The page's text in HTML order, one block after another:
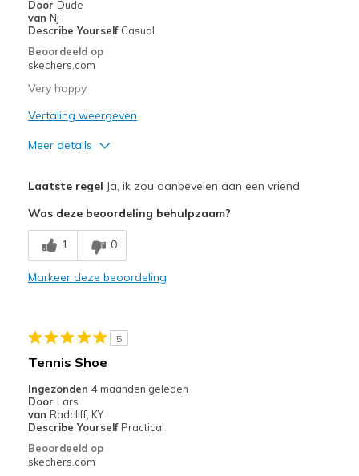
Door Dude
van Nj
Describe Yourself Casual
Beoordeeld op
skechers.com
Very happy
Vertaling weergeven
Meer details
Stylish
Beste toepassingen
Casual Wear
Laatste regel Ja, ik zou aanbevelen aan een vriend
Was deze beoordeling behulpzaam?
1 0
Markeer deze beoordeling
5
Tennis Shoe
Ingezonden 4 maanden geleden
Door Lars
van Radcliff, KY
Describe Yourself Practical
Beoordeeld op
skechers.com